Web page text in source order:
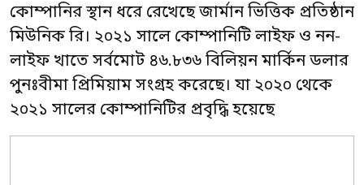
কোম্পানির স্থান ধরে রেখেছে জার্মান ভিত্তিক প্রতিষ্ঠান
মিউনিক রি। ২০২১ সালে কোম্পানিটি লাইফ ও নন-
লাইফ খাতে সর্বমোট ৪৬.৮৩৬ বিলিয়ন মার্কিন ডলার
পুনঃবীমা প্রিমিয়াম সংগ্রহ করেছে। যা ২০২০ থেকে
২০২১ সালের কোম্পানিটির প্রবৃদ্ধি হয়েছে